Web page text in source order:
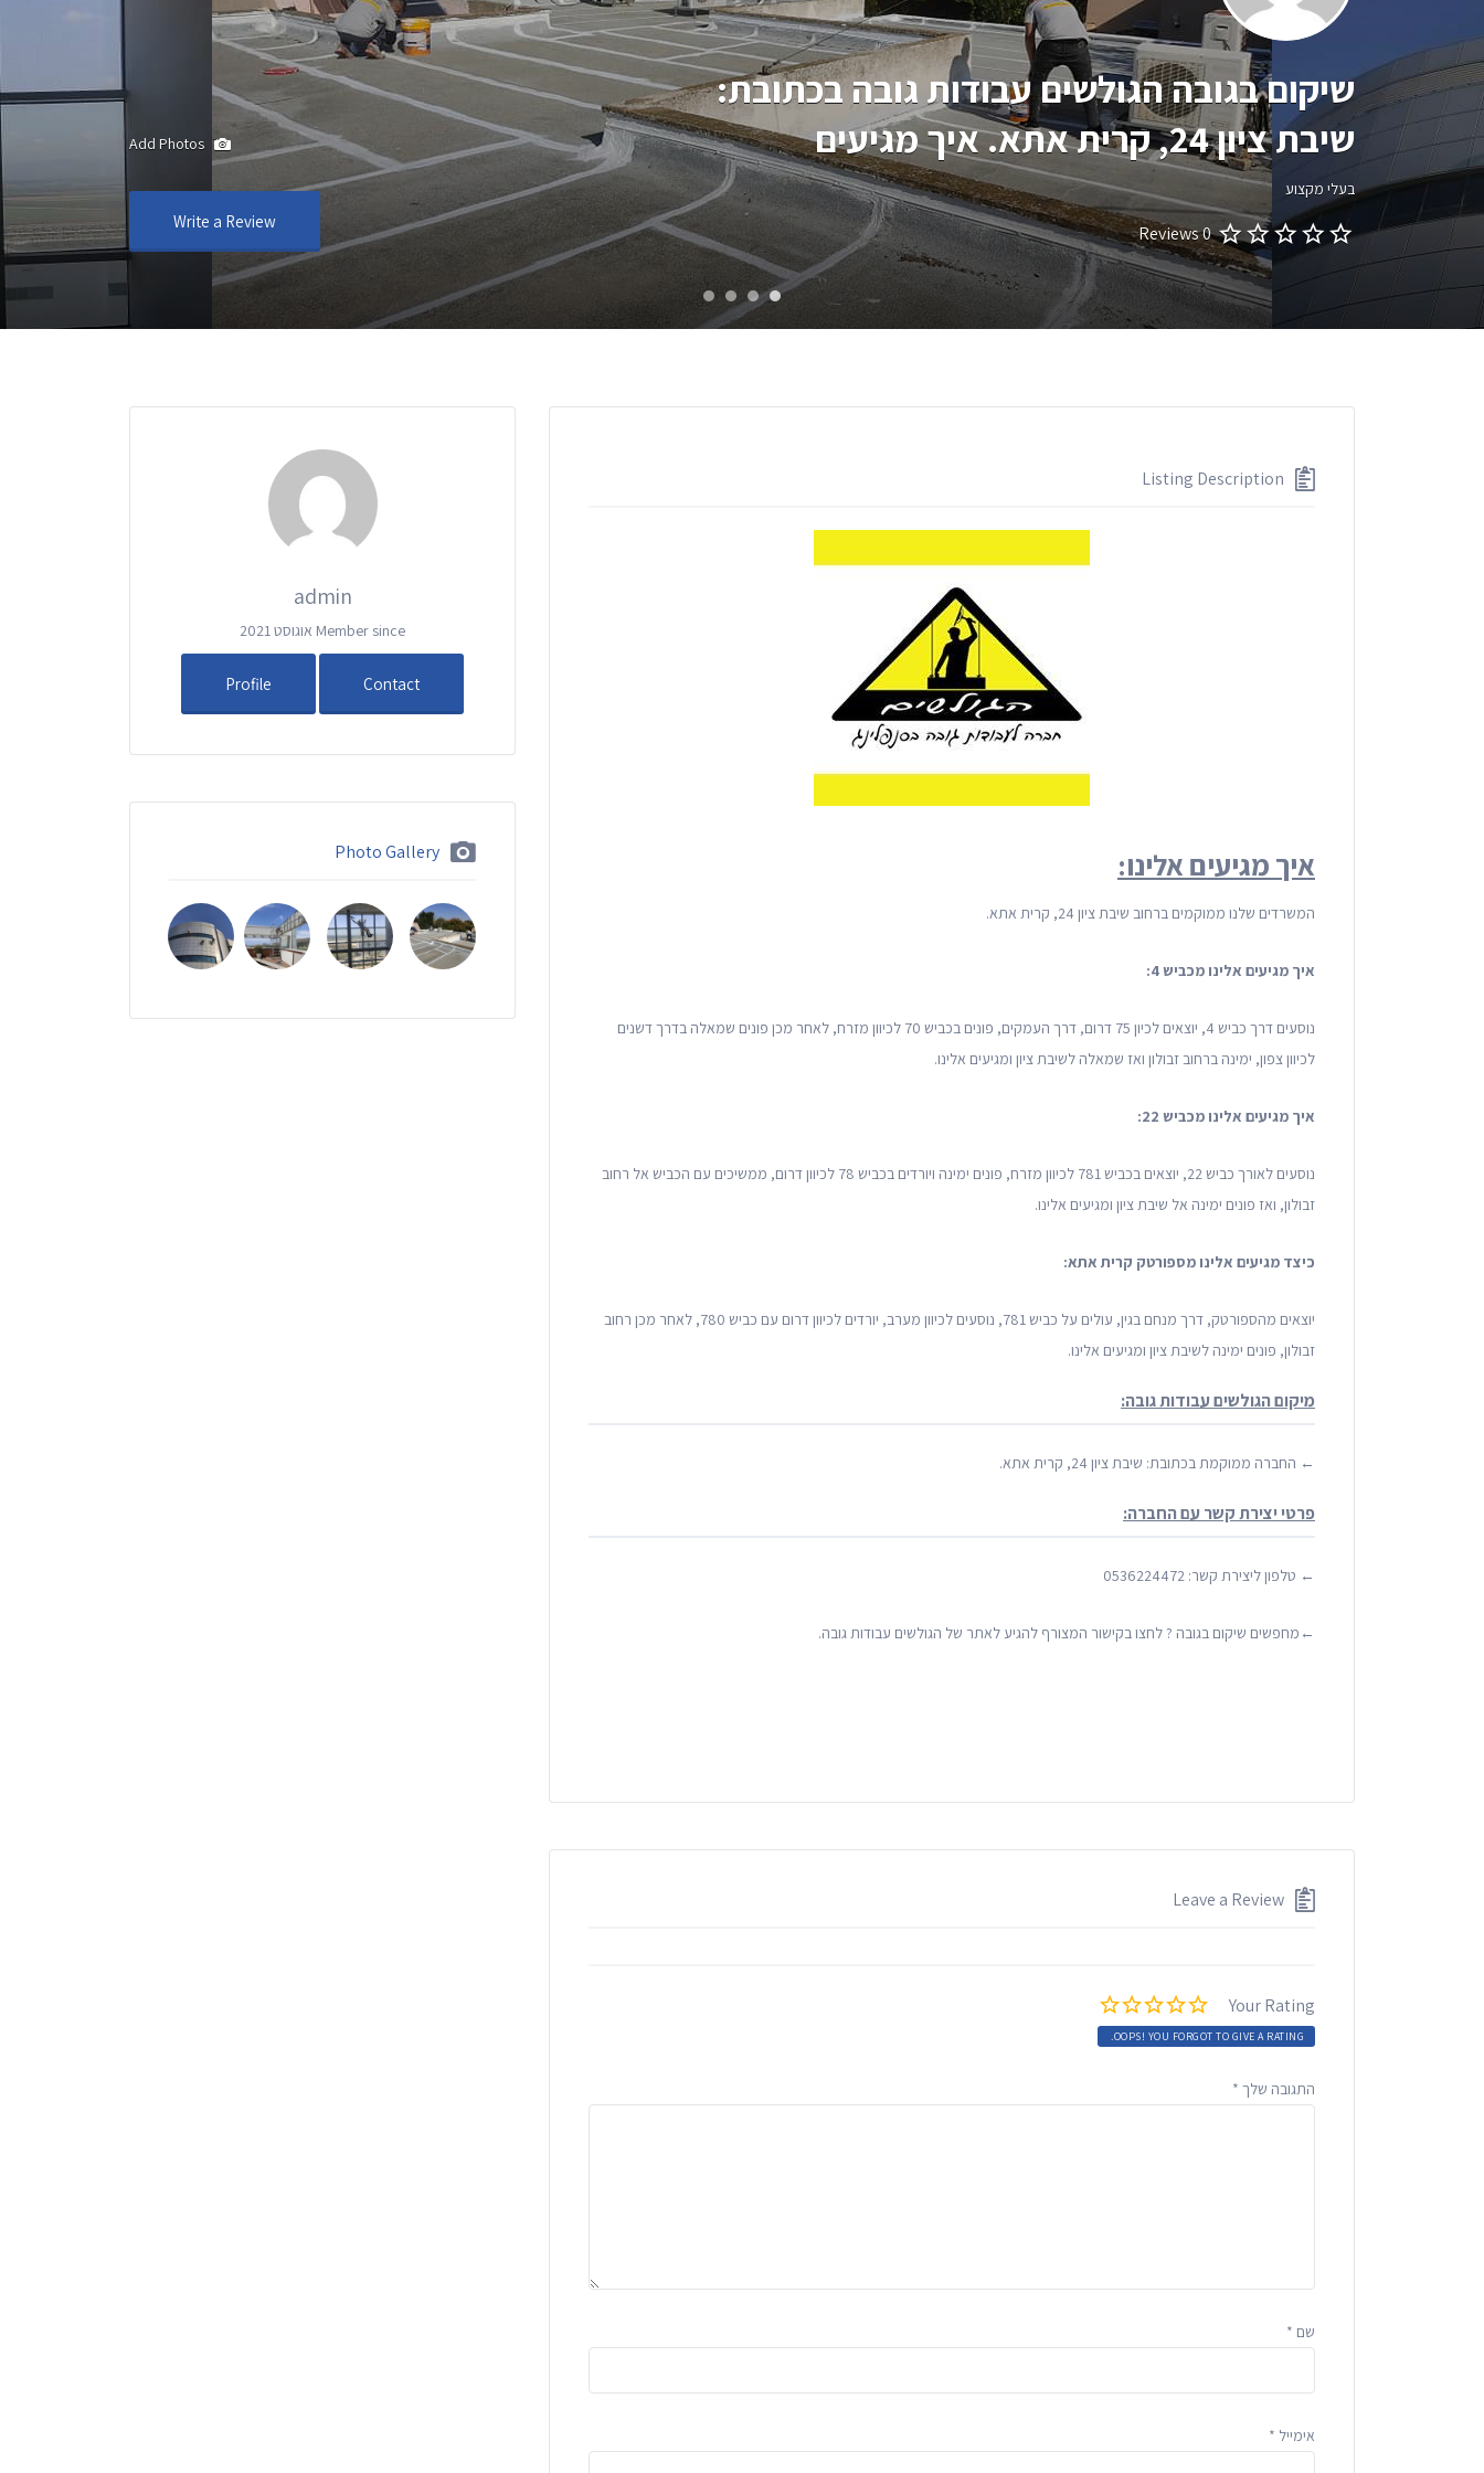
שיקום בגובה הגולשים עבודות גובה בכתובת:
שיבת ציון 24, קרית אתא. איך מגיעים
בעלי מקצוע
0 Reviews
Write a Review
Listing Description
איך מגיעים אלינו:
המשרדים שלנו ממוקמים ברחוב שיבת ציון 24, קרית אתא.
איך מגיעים אלינו מכביש 4:
נוסעים דרך כביש 4, יוצאים לכיון 75 דרום, דרך העמקים, פונים בכביש 70 לכיוון מזרח, לאחר מכן פונים שמאלה בדרך דשנים
לכיוון צפון, ימינה ברחוב זבולון ואז שמאלה לשיבת ציון ומגיעים אלינו.
איך מגיעים אלינו מכביש 22:
נוסעים לאורך כביש 22, יוצאים בכביש 781 לכיוון מזרח, פונים ימינה ויורדים בכביש 78 לכיוון דרום, ממשיכים עם הכביש אל רחוב
זבולון, ואז פונים ימינה אל שיבת ציון ומגיעים אלינו.
כיצד מגיעים אלינו מספורטק קרית אתא:
יוצאים מהספורטק, דרך מנחם בגין, עולים על כביש 781, נוסעים לכיוון מערב, יורדים לכיוון דרום עם כביש 780, לאחר מכן רחוב
זבולון, פונים ימינה לשיבת ציון ומגיעים אלינו.
מיקום הגולשים עבודות גובה:
← החברה ממוקמת בכתובת: שיבת ציון 24, קרית אתא.
פרטי יצירת קשר עם החברה:
← טלפון ליצירת קשר: 0536224472
←מחפשים שיקום בגובה ? לחצו בקישור המצורף להגיע לאתר של הגולשים עבודות גובה.
Leave a Review
Your Rating
OOPS! YOU FORGOT TO GIVE A RATING.
התגובה שלך *
שם *
אימייל *
admin
Member since אוגוסט 2021
Contact
Profile
Photo Gallery